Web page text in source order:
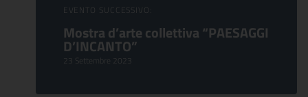
EVENTO SUCCESSIVO:
Mostra d’arte collettiva “PAESAGGI
D’INCANTO”
23 Settembre 2023